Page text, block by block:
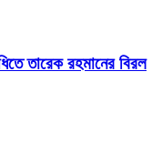
তারেক রহমানের বিরল